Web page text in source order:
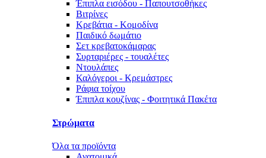
Έπιπλα εισόδου - Παπουτσοθήκες
Βιτρίνες
Κρεβάτια - Κομοδίνα
Παιδικό δωμάτιο
Σετ κρεβατοκάμαρας
Συρταριέρες - τουαλέτες
Ντουλάπες
Καλόγεροι - Κρεμάστρες
Ράφια τοίχου
Έπιπλα κουζίνας - Φοιτητικά Πακέτα
Στρώματα
Όλα τα προϊόντα